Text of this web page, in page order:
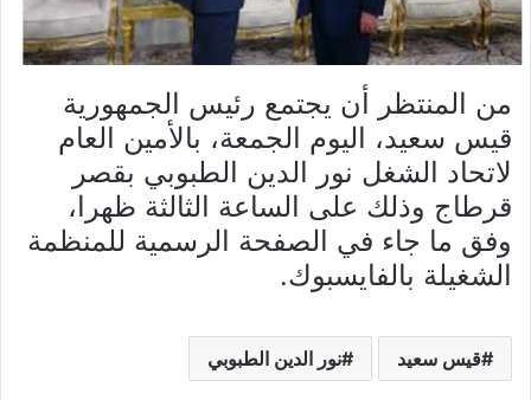
من المنتظر أن يجتمع رئيس الجمهورية
قيس سعيد، اليوم الجمعة، بالأمين العام
لاتحاد الشغل نور الدين الطبوبي بقصر
قرطاج وذلك على الساعة الثالثة ظهرا،
وفق ما جاء في الصفحة الرسمية للمنظمة
الشغيلة بالفايسبوك.
قيس سعيد نور الدين الطبوبي